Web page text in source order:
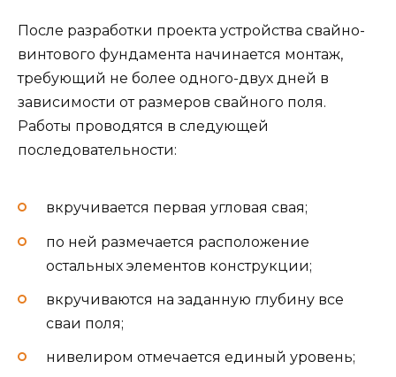
После разработки проекта устройства свайно-
винтового фундамента начинается монтаж,
требующий не более одного-двух дней в
зависимости от размеров свайного поля.
Работы проводятся в следующей
последовательности:
вкручивается первая угловая свая;
по ней размечается расположение
остальных элементов конструкции;
вкручиваются на заданную глубину все
сваи поля;
нивелиром отмечается единый уровень;